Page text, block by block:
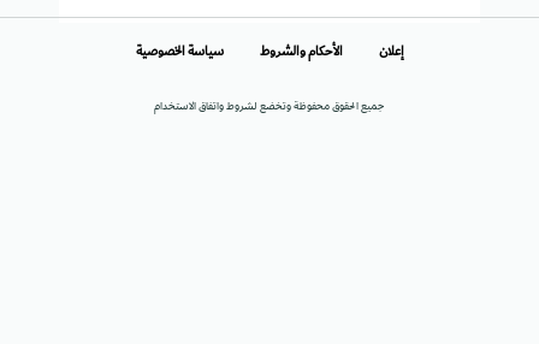
جميع الحقوق محفوظة وتخضع لشروط واتفاق الاستخدام
إعلان الأحكام والشروط سياسة الخصوصية